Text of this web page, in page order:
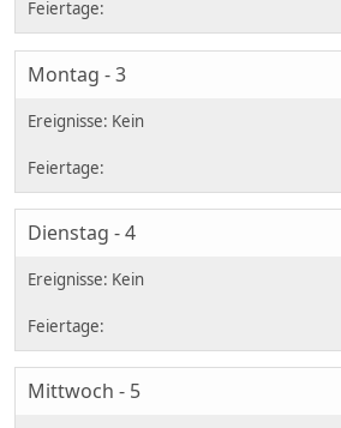
Montag - 3
Dienstag - 4
Mittwoch - 5